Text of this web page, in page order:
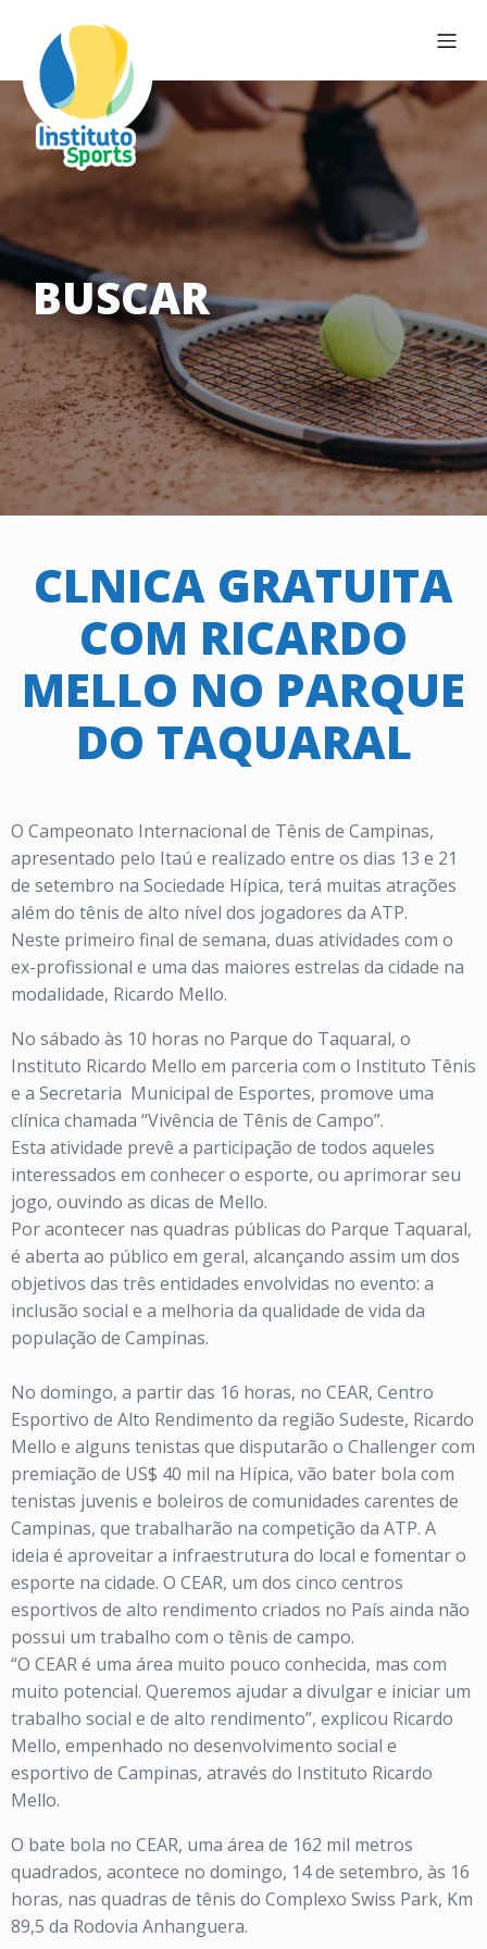
BUSCAR
CLNICA GRATUITA
COM RICARDO
MELLO NO PARQUE
DO TAQUARAL
O Campeonato Internacional de Tênis de Campinas,
apresentado pelo Itaú e realizado entre os dias 13 e 21
de setembro na Sociedade Hípica, terá muitas atrações
além do tênis de alto nível dos jogadores da ATP.
Neste primeiro final de semana, duas atividades com o
ex-profissional e uma das maiores estrelas da cidade na
modalidade, Ricardo Mello.
No sábado às 10 horas no Parque do Taquaral, o
Instituto Ricardo Mello em parceria com o Instituto Tênis
e a Secretaria Municipal de Esportes, promove uma
clínica chamada “Vivência de Tênis de Campo”.
Esta atividade prevê a participação de todos aqueles
interessados em conhecer o esporte, ou aprimorar seu
jogo, ouvindo as dicas de Mello.
Por acontecer nas quadras públicas do Parque Taquaral,
é aberta ao público em geral, alcançando assim um dos
objetivos das três entidades envolvidas no evento: a
inclusão social e a melhoria da qualidade de vida da
população de Campinas.
No domingo, a partir das 16 horas, no CEAR, Centro
Esportivo de Alto Rendimento da região Sudeste, Ricardo
Mello e alguns tenistas que disputarão o Challenger com
premiação de US$ 40 mil na Hípica, vão bater bola com
tenistas juvenis e boleiros de comunidades carentes de
Campinas, que trabalharão na competição da ATP. A
ideia é aproveitar a infraestrutura do local e fomentar o
esporte na cidade. O CEAR, um dos cinco centros
esportivos de alto rendimento criados no País ainda não
possui um trabalho com o tênis de campo.
“O CEAR é uma área muito pouco conhecida, mas com
muito potencial. Queremos ajudar a divulgar e iniciar um
trabalho social e de alto rendimento”, explicou Ricardo
Mello, empenhado no desenvolvimento social e
esportivo de Campinas, através do Instituto Ricardo
Mello.
O bate bola no CEAR, uma área de 162 mil metros
quadrados, acontece no domingo, 14 de setembro, às 16
horas, nas quadras de tênis do Complexo Swiss Park, Km
89,5 da Rodovia Anhanguera.